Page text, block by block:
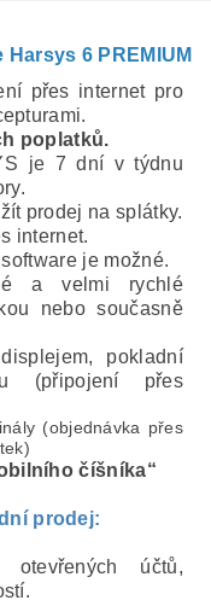
6 PREMIUM
přes internet pro
poplatků.
je 7 dní v týdnu
prodej na splátky.
internet.
je možné.
a velmi rychlé
nebo současně
pokladní
(připojení přes
(objednávka přes
číšníka“
prodej:
otevřených účtů,